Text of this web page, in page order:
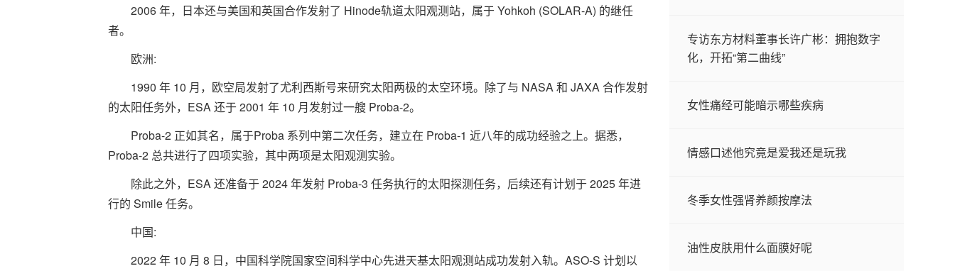
2006 年，日本还与美国和英国合作发射了 Hinode轨道太阳观测站，属于 Yohkoh (SOLAR-A) 的继任
者。
欧洲:
1990 年 10 月，欧空局发射了尤利西斯号来研究太阳两极的太空环境。除了与 NASA 和 JAXA 合作发射
的太阳任务外，ESA 还于 2001 年 10 月发射过一艘 Proba-2。
Proba-2 正如其名，属于Proba 系列中第二次任务，建立在 Proba-1 近八年的成功经验之上。据悉，
Proba-2 总共进行了四项实验，其中两项是太阳观测实验。
除此之外，ESA 还准备于 2024 年发射 Proba-3 任务执行的太阳探测任务，后续还有计划于 2025 年进
行的 Smile 任务。
中国:
2022 年 10 月 8 日，中国科学院国家空间科学中心先进天基太阳观测站成功发射入轨。ASO-S 计划以
专访东方材料董事长许广彬：拥抱数字
化，开拓“第二曲线”
女性痛经可能暗示哪些疾病
情感口述他究竟是爱我还是玩我
冬季女性强肾养颜按摩法
油性皮肤用什么面膜好呢